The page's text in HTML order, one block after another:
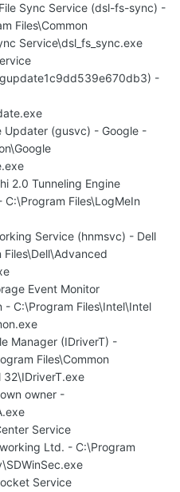
Sync Service (dsl-fs-sync) -
Files\Common
Service\dsl_fs_sync.exe
-
Updater (gusvc) - Google -
2.0 Tunneling Engine
Files\LogMeIn
Service (hnmsvc) - Dell
Files\Dell\Advanced
Event Monitor
- C:\Program Files\Intel\Intel
Manager (IDriverT) -
Files\Common
32\IDriverT.exe
owner -
Service
Ltd. - C:\Program
Service